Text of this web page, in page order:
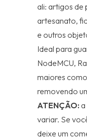
ali: artigos de
artesanato,
e outros
Ideal para
NodeMCU,
maiores
removendo
ATENÇÃO:
variar. Se
deixe um